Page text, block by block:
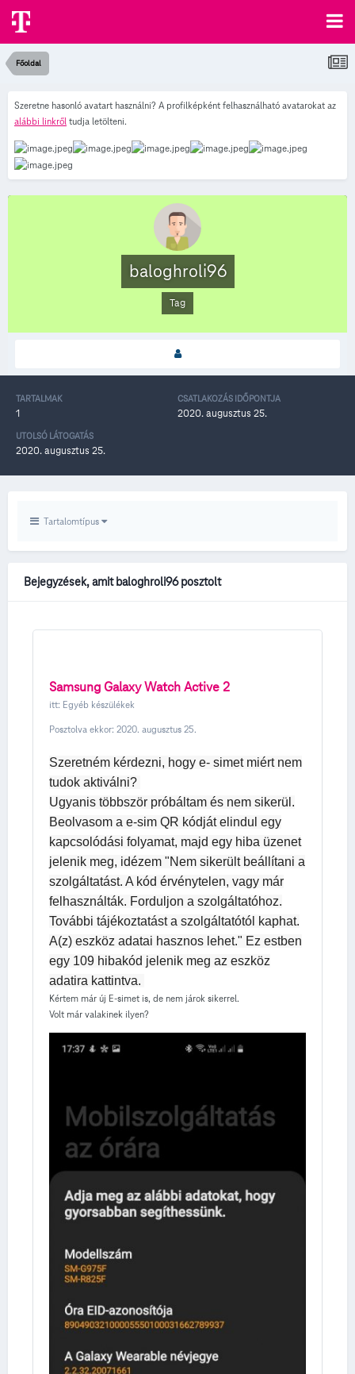
Főoldal
Szeretne hasonló avatart használni? A profilképként felhasználható avatarokat az
alábbi linkről tudja letölteni.
baloghroli96
Tag
TARTALMAK
1
CSATLAKOZÁS IDŐPONTJA
2020. augusztus 25.
UTOLSÓ LÁTOGATÁS
2020. augusztus 25.
Tartalomtípus
Bejegyzések, amit baloghroli96 posztolt
Samsung Galaxy Watch Active 2
itt: Egyéb készülékek
Posztolva ekkor: 2020. augusztus 25.
Szeretném kérdezni, hogy e- simet miért nem
tudok aktiválni?
Ugyanis többször próbáltam és nem sikerül.
Beolvasom a e-sim QR kódját elindul egy
kapcsolódási folyamat, majd egy hiba üzenet
jelenik meg, idézem "Nem sikerült beállítani a
szolgáltatást. A kód érvénytelen, vagy már
felhasználták. Forduljon a szolgáltatóhoz.
További tájékoztatást a szolgáltatótól kaphat.
A(z) eszköz adatai hasznos lehet." Ez estben
egy 109 hibakód jelenik meg az eszköz
adatira kattintva.
Kértem már új E-simet is, de nem járok sikerrel.
Volt már valakinek ilyen?